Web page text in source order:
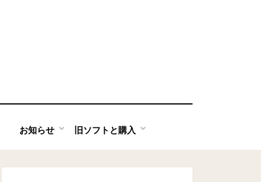
お知らせ 旧ソフトと購入